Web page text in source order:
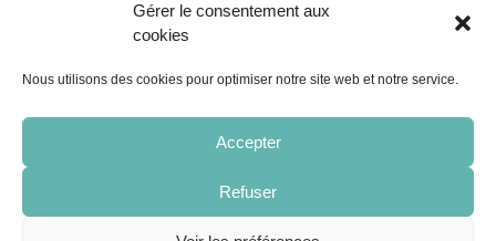
Gérer le consentement aux
cookies
Nous utilisons des cookies pour optimiser notre site web et notre service.
Accepter
RefuserCRÉDITS